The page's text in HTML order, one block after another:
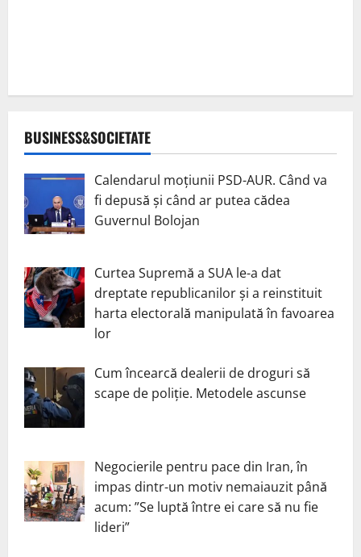
BUSINESS&SOCIETATE
Calendarul moțiunii PSD-AUR. Când va
fi depusă și când ar putea cădea
Guvernul Bolojan
Curtea Supremă a SUA le-a dat
dreptate republicanilor și a reinstituit
harta electorală manipulată în favoarea
lor
Cum încearcă dealerii de droguri să
scape de poliție. Metodele ascunse
Negocierile pentru pace din Iran, în
impas dintr-un motiv nemaiauzit până
acum: ”Se luptă între ei care să nu fie
lideri”